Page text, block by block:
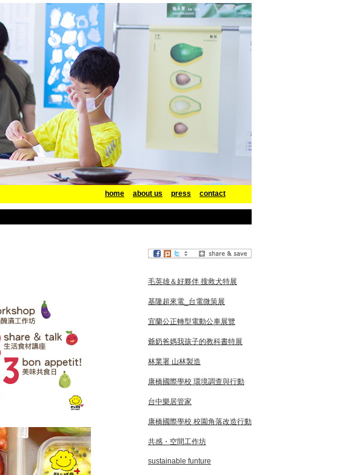
home about us press contact
毛英雄＆好夥伴 搜救犬特展
基隆超來電_台電微策展
宜蘭公正轉型電動公車展覽
爺奶爸媽我孩子的教科書特展
林業署 山林製造
康橋國際學校 環境調查與行動
台中樂居管家
康橋國際學校 校園角落改造行動
共感・空間工作坊
sustainable funture